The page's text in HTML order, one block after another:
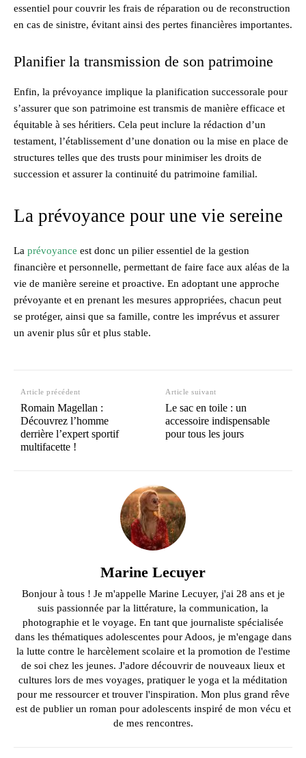
essentiel pour couvrir les frais de réparation ou de reconstruction
en cas de sinistre, évitant ainsi des pertes financières importantes.
Planifier la transmission de son patrimoine
Enfin, la prévoyance implique la planification successorale pour
s’assurer que son patrimoine est transmis de manière efficace et
équitable à ses héritiers. Cela peut inclure la rédaction d’un
testament, l’établissement d’une donation ou la mise en place de
structures telles que des trusts pour minimiser les droits de
succession et assurer la continuité du patrimoine familial.
La prévoyance pour une vie sereine
La prévoyance est donc un pilier essentiel de la gestion
financière et personnelle, permettant de faire face aux aléas de la
vie de manière sereine et proactive. En adoptant une approche
prévoyante et en prenant les mesures appropriées, chacun peut
se protéger, ainsi que sa famille, contre les imprévus et assurer
un avenir plus sûr et plus stable.
Article précédent
Romain Magellan :
Découvrez l’homme
derrière l’expert sportif
multifacette !
Article suivant
Le sac en toile : un
accessoire indispensable
pour tous les jours
Marine Lecuyer
Bonjour à tous ! Je m'appelle Marine Lecuyer, j'ai 28 ans et je
suis passionnée par la littérature, la communication, la
photographie et le voyage. En tant que journaliste spécialisée
dans les thématiques adolescentes pour Adoos, je m'engage dans
la lutte contre le harcèlement scolaire et la promotion de l'estime
de soi chez les jeunes. J'adore découvrir de nouveaux lieux et
cultures lors de mes voyages, pratiquer le yoga et la méditation
pour me ressourcer et trouver l'inspiration. Mon plus grand rêve
est de publier un roman pour adolescents inspiré de mon vécu et
de mes rencontres.